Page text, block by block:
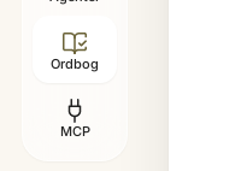
Ordbog
MCP